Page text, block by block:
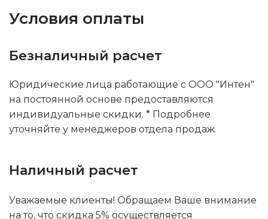
Условия оплаты
Безналичный расчет
Юридические лица работающие с ООО "Интен"
на постоянной основе предоставляются
индивидуальные скидки. * Подробнее
уточняйте у менеджеров отдела продаж.
Наличный расчет
Уважаемые клиенты! Обращаем Ваше внимание
на то, что скидка 5% осуществляется